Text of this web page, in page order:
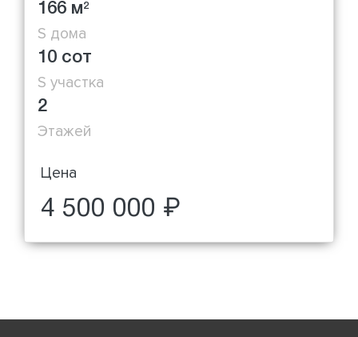
166 м2
S дома
10 сот
S участка
2
Этажей
Цена
4 500 000 ₽